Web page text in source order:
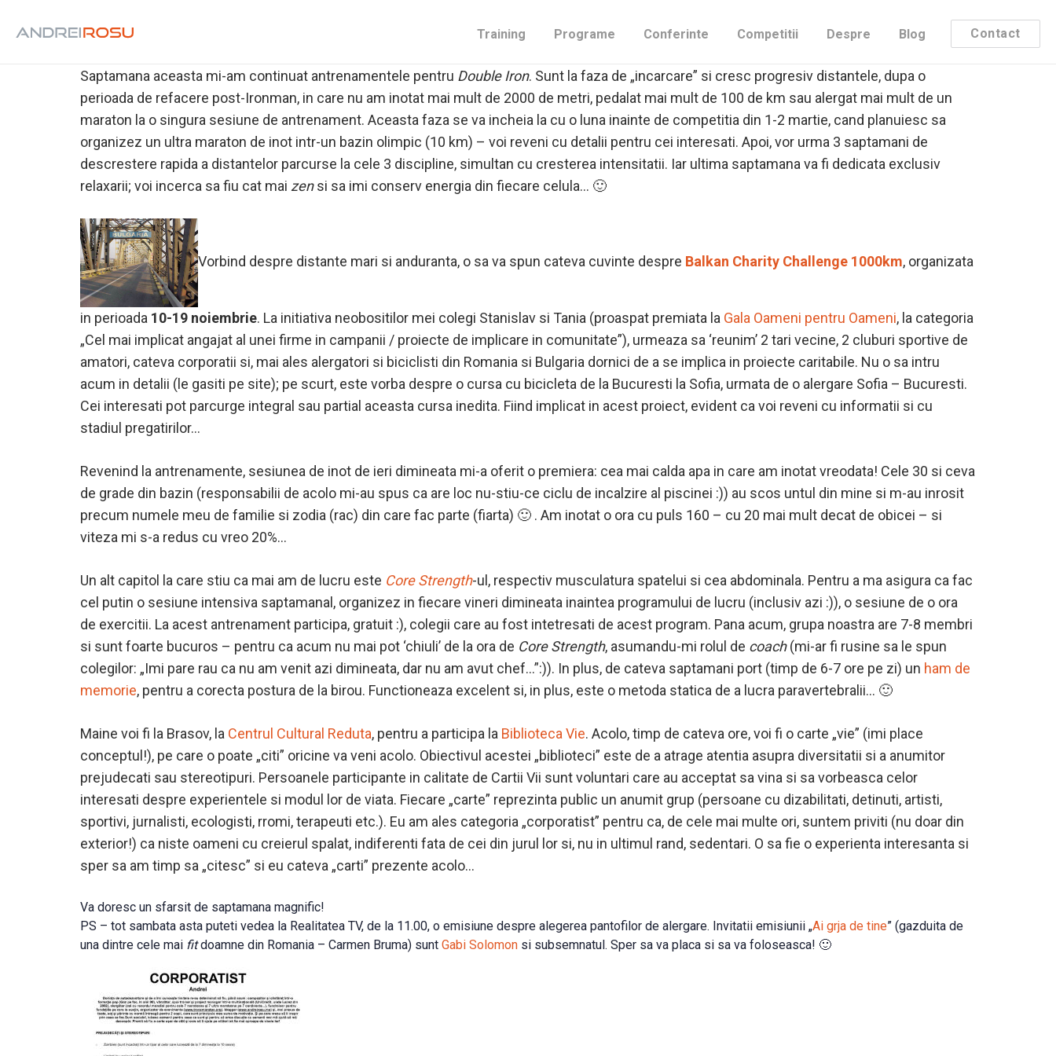
Training Programe Conferinte Competitii Despre Blog Contact
plan… 🙂
Saptamana aceasta mi-am continuat antrenamentele pentru Double Iron. Sunt la faza de „incarcare” si cresc progresiv distantele, dupa o
perioada de refacere post-Ironman, in care nu am inotat mai mult de 2000 de metri, pedalat mai mult de 100 de km sau alergat mai mult de un
maraton la o singura sesiune de antrenament. Aceasta faza se va incheia la cu o luna inainte de competitia din 1-2 martie, cand planuiesc sa
organizez un ultra maraton de inot intr-un bazin olimpic (10 km) – voi reveni cu detalii pentru cei interesati. Apoi, vor urma 3 saptamani de
descrestere rapida a distantelor parcurse la cele 3 discipline, simultan cu cresterea intensitatii. Iar ultima saptamana va fi dedicata exclusiv
relaxarii; voi incerca sa fiu cat mai zensi sa imi conserv energia din fiecare celula… 🙂
Vorbind despre distante mari si anduranta, o sa va spun cateva cuvinte despre Balkan Charity Challenge 1000km, organizata
in perioada 10-19 noiembrie. La initiativa neobositilor mei colegi Stanislav si Tania (proaspat premiata la Gala Oameni pentru Oameni, la categoria
„Cel mai implicat angajat al unei firme in campanii / proiecte de implicare in comunitate”), urmeaza sa ‘reunim’ 2 tari vecine, 2 cluburi sportive de
amatori, cateva corporatii si, mai ales alergatori si biciclisti din Romania si Bulgaria dornici de a se implica in proiecte caritabile. Nu o sa intru
acum in detalii (le gasiti pe site); pe scurt, este vorba despre o cursa cu bicicleta de la Bucuresti la Sofia, urmata de o alergare Sofia – Bucuresti.
Cei interesati pot parcurge integral sau partial aceasta cursa inedita. Fiind implicat in acest proiect, evident ca voi reveni cu informatii si cu
stadiul pregatirilor…
Revenind la antrenamente, sesiunea de inot de ieri dimineata mi-a oferit o premiera: cea mai calda apa in care am inotat vreodata! Cele 30 si ceva
de grade din bazin (responsabilii de acolo mi-au spus ca are loc nu-stiu-ce ciclu de incalzire al piscinei :)) au scos untul din mine si m-au inrosit
precum numele meu de familie si zodia (rac) din care fac parte (fiarta) 🙂 . Am inotat o ora cu puls 160 – cu 20 mai mult decat de obicei – si
viteza mi s-a redus cu vreo 20%…
Un alt capitol la care stiu ca mai am de lucru este Core Strength-ul, respectiv musculatura spatelui si cea abdominala. Pentru a ma asigura ca fac
cel putin o sesiune intensiva saptamanal, organizez in fiecare vineri dimineata inaintea programului de lucru (inclusiv azi :)), o sesiune de o ora
de exercitii. La acest antrenament participa, gratuit :), colegii care au fost intetresati de acest program. Pana acum, grupa noastra are 7-8 membri
si sunt foarte bucuros – pentru ca acum nu mai pot ‘chiuli’ de la ora de Core Strength, asumandu-mi rolul de coach(mi-ar fi rusine sa le spun
colegilor: „Imi pare rau ca nu am venit azi dimineata, dar nu am avut chef…”:)). In plus, de cateva saptamani port (timp de 6-7 ore pe zi) un ham de
memorie, pentru a corecta postura de la birou. Functioneaza excelent si, in plus, este o metoda statica de a lucra paravertebralii… 🙂
Maine voi fi la Brasov, la Centrul Cultural Reduta, pentru a participa la Biblioteca Vie. Acolo, timp de cateva ore, voi fi o carte „vie” (imi place
conceptul!), pe care o poate „citi” oricine va veni acolo. Obiectivul acestei „biblioteci” este de a atrage atentia asupra diversitatii si a anumitor
prejudecati sau stereotipuri. Persoanele participante in calitate de Cartii Vii sunt voluntari care au acceptat sa vina si sa vorbeasca celor
interesati despre experientele si modul lor de viata. Fiecare „carte” reprezinta public un anumit grup (persoane cu dizabilitati, detinuti, artisti,
sportivi, jurnalisti, ecologisti, rromi, terapeuti etc.). Eu am ales categoria „corporatist” pentru ca, de cele mai multe ori, suntem priviti (nu doar din
exterior!) ca niste oameni cu creierul spalat, indiferenti fata de cei din jurul lor si, nu in ultimul rand, sedentari. O sa fie o experienta interesanta si
sper sa am timp sa „citesc” si eu cateva „carti” prezente acolo…
Va doresc un sfarsit de saptamana magnific!
PS – tot sambata asta puteti vedea la Realitatea TV, de la 11.00, o emisiune despre alegerea pantofilor de alergare. Invitatii emisiunii „Ai grja de tine” (gazduita de
una dintre cele mai fitdoamne din Romania – Carmen Bruma) sunt Gabi Solomon si subsemnatul. Sper sa va placa si sa va foloseasca! 🙂